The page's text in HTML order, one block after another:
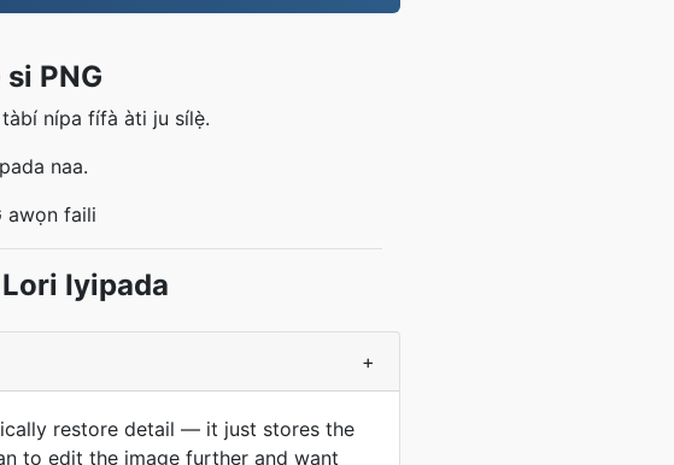
PNG
nípa fífà àti ju sílẹ̀.
naa.
awọn faili
Iyipada
+
restore detail — it just stores the
to edit the image further and want